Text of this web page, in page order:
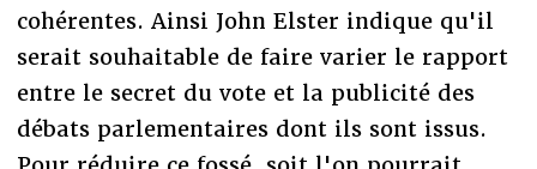
cohérentes. Ainsi John Elster indique qu'il
serait souhaitable de faire varier le rapport
entre le secret du vote et la publicité des
débats parlementaires dont ils sont issus.